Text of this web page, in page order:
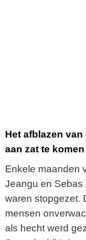
Het afblazen
aan zat te komen
Enkele maanden
Jeangu en Sebas
waren stopgezet.
mensen
als hecht werd